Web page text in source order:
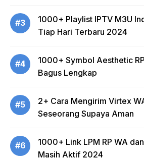
#3
1000+ Playlist IPTV M3U
Tiap Hari Terbaru 2024
#4
1000+ Symbol Aesthetic
Bagus Lengkap
#5
2+ Cara Mengirim Virtex
Seseorang Supaya Aman
#6
1000+ Link LPM RP WA
Masih Aktif 2024